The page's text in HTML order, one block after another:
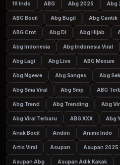
18 Indo ABG Abg 2025 Abg
ABG Bocil Abg Bugil Abg Cantik
ABG Crot Abg Di Abg Hijab
Abg Indonesia Abg Indonesia Viral
Abg Lagi Abg Live ABG Mesum
Abg Ngewe Abg Sanges Abg
Abg Sma Viral Abg Smp ABG
Abg Trend Abg Trending Abg
Abg Viral Terbaru ABG XXX Abg
Anak Bocil Andini Anime Indo
Artis Viral Asupan Asupan 2025
Asupan Abg Asupan Adik Kakak